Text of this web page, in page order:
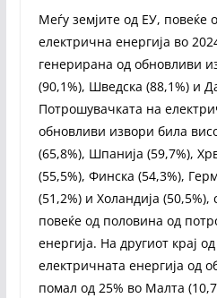
Меѓу земјите од ЕУ, повеќе
електрична енергија во
генерирана од обновливи
(90,1%), Шведска (88,1%) и
Потрошувачката на
обновливи извори била
(65,8%), Шпанија (59,7%),
(55,5%), Финска (54,3%),
(51,2%) и Холандија (50,5%),
повеќе од половина од
енергија. На другиот крај
електричната енергија од
помал од 25% во Малта